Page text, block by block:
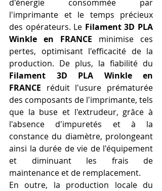
d'énergie consommée par
l'imprimante et le temps précieux
des opérateurs. Le Filament 3D PLA
Winkle en FRANCE minimise ces
pertes, optimisant l'efficacité de la
Filament 3D PLA Winkle en
FRANCE réduit l'usure prématurée
des composants de l'imprimante, tels
que la buse et l'extrudeur, grâce à
l'absence d'impuretés et à la
constance du diamètre, prolongeant
ainsi la durée de vie de l'équipement
et diminuant les frais de
maintenance et de remplacement.